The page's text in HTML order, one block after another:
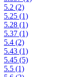
5.2 (2)
5.25 (1)
5.28 (1)
5.37 (1)
5.4 (2)
5.43 (1)
5.45 (5)
5.5 (1)